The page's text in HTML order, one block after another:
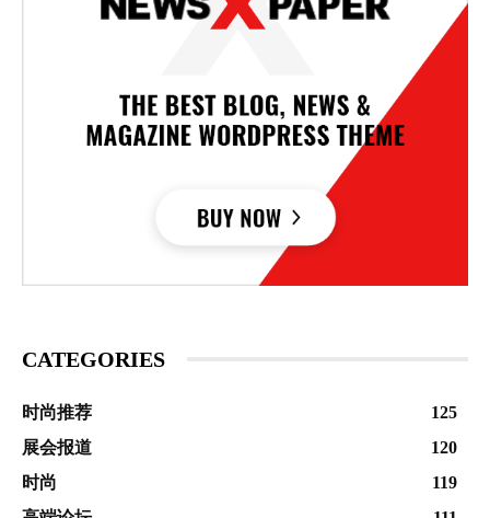
CATEGORIES
时尚推荐
125
展会报道
120
时尚
119